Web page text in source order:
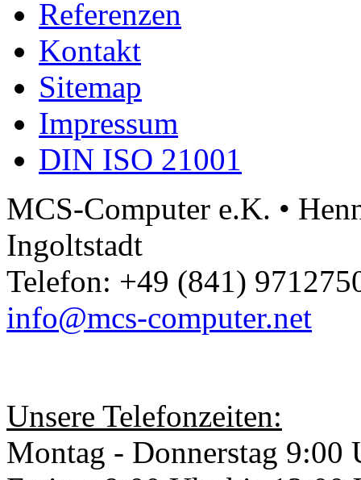
Referenzen
Kontakt
Sitemap
Impressum
DIN ISO 21001
MCS-Computer e.K. •
Ingoltstadt
Telefon: +49 (841)
info@mcs-computer.net
Unsere Telefonzeiten:
Montag - Donnerstag